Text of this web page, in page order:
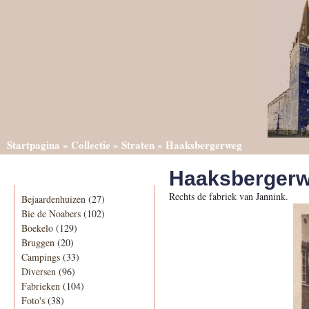
Startpagina » Collectie » Straten» Haaksbergerweg
Bejaardenhuizen (27)
Bie de Noabers (102)
Boekelo (129)
Bruggen (20)
Campings (33)
Diversen (96)
Fabrieken (104)
Foto's (38)
Rechts de fabriek van Jannink.